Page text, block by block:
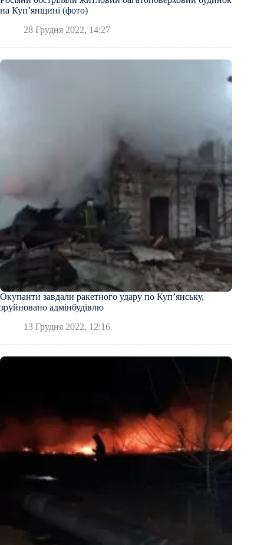
на Куп’янщині (фото)
28 Грудня 2022, 14:27
Окупанти завдали ракетного удару по Куп’янську,
зруйновано адмінбудівлю
13 Грудня 2022, 12:16